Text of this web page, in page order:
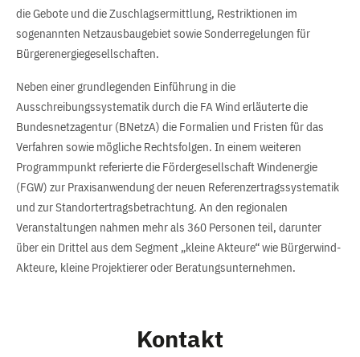
die Gebote und die Zuschlagsermittlung, Restriktionen im
sogenannten Netzausbaugebiet sowie Sonderregelungen für
Bürgerenergiegesellschaften.
Neben einer grundlegenden Einführung in die
Ausschreibungssystematik durch die FA Wind erläuterte die
Bundesnetzagentur (BNetzA) die Formalien und Fristen für das
Verfahren sowie mögliche Rechtsfolgen. In einem weiteren
Programmpunkt referierte die Fördergesellschaft Windenergie
(FGW) zur Praxisanwendung der neuen Referenzertragssystematik
und zur Standortertragsbetrachtung. An den regionalen
Veranstaltungen nahmen mehr als 360 Personen teil, darunter
über ein Drittel aus dem Segment „kleine Akteure“ wie Bürgerwind-
Akteure, kleine Projektierer oder Beratungsunternehmen.
Kontakt